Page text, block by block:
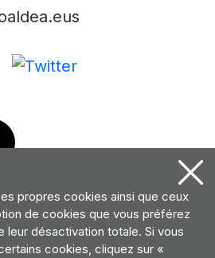
propres cookies ainsi que ceux
de cookies que vous préférez
leur désactivation totale. Si vous
cookies, cliquez sur «